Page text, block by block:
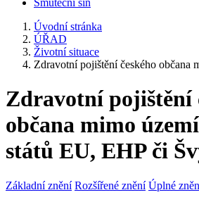
Smuteční síň
Úvodní stránka
ÚŘAD
Životní situace
Zdravotní pojištění českého občana
Zdravotní pojištění
občana mimo
států EU, EHP či
Základní znění Rozšířené znění Úplné